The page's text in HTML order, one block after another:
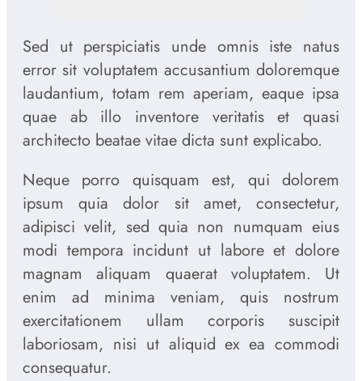
Sed ut perspiciatis unde omnis iste natus
error sit voluptatem accusantium doloremque
laudantium, totam rem aperiam, eaque ipsa
quae ab illo inventore veritatis et quasi
architecto beatae vitae dicta sunt explicabo.
Neque porro quisquam est, qui dolorem
ipsum quia dolor sit amet, consectetur,
adipisci velit, sed quia non numquam eius
modi tempora incidunt ut labore et dolore
magnam aliquam quaerat voluptatem. Ut
enim ad minima veniam, quis nostrum
exercitationem ullam corporis suscipit
laboriosam, nisi ut aliquid ex ea commodi
consequatur.